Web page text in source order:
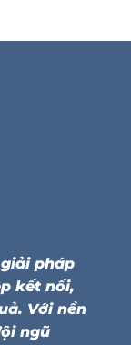
pháp
kết nối,
Với nền
ngũ